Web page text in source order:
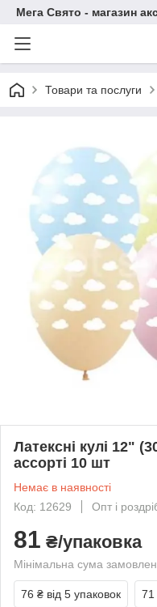
Мега Свято - магазин
Товари та послуги
Латексні кулі 12"
ассорті 10 шт
Немає в наявності
Код: 12629
Опт і
81 ₴/упаковка
Мінімальна сума
76 ₴ від 5 упаковок 71